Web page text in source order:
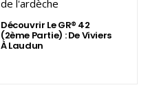
Découvrir Le GR® 42
(2ème Partie) : De Viviers
À Laudun